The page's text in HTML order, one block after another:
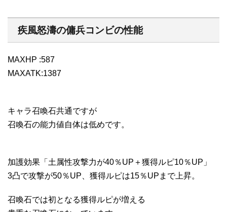
疾風怒濤の傭兵コンビの性能
MAXHP :587
MAXATK:1387
キャラ召喚石共通ですが
召喚石の能力値自体は低めです。
加護効果「土属性攻撃力が40％UP＋獲得ルピ10％UP」
3凸で攻撃が50％UP、獲得ルピは15％UPまで上昇。
召喚石では初となる獲得ルピが増える